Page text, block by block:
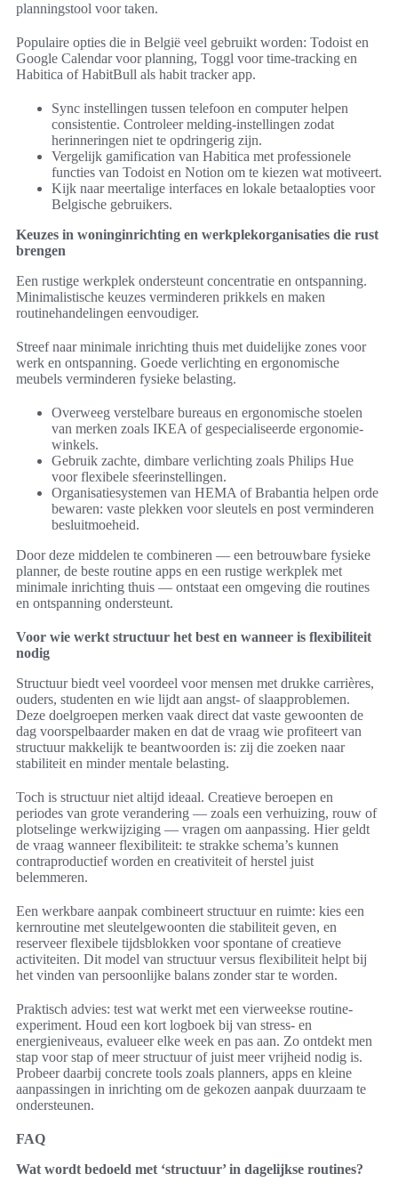
planningstool voor taken.
Populaire opties die in België veel gebruikt worden: Todoist en
Google Calendar voor planning, Toggl voor time-tracking en
Habitica of HabitBull als habit tracker app.
Sync instellingen tussen telefoon en computer helpen
consistentie. Controleer melding-instellingen zodat
herinneringen niet te opdringerig zijn.
Vergelijk gamification van Habitica met professionele
functies van Todoist en Notion om te kiezen wat motiveert.
Kijk naar meertalige interfaces en lokale betaalopties voor
Belgische gebruikers.
Keuzes in woninginrichting en werkplekorganisaties die rust
brengen
Een rustige werkplek ondersteunt concentratie en ontspanning.
Minimalistische keuzes verminderen prikkels en maken
routinehandelingen eenvoudiger.
Streef naar minimale inrichting thuis met duidelijke zones voor
werk en ontspanning. Goede verlichting en ergonomische
meubels verminderen fysieke belasting.
Overweeg verstelbare bureaus en ergonomische stoelen
van merken zoals IKEA of gespecialiseerde ergonomie-
winkels.
Gebruik zachte, dimbare verlichting zoals Philips Hue
voor flexibele sfeerinstellingen.
Organisatiesystemen van HEMA of Brabantia helpen orde
bewaren: vaste plekken voor sleutels en post verminderen
besluitmoeheid.
Door deze middelen te combineren — een betrouwbare fysieke
planner, de beste routine apps en een rustige werkplek met
minimale inrichting thuis — ontstaat een omgeving die routines
en ontspanning ondersteunt.
Voor wie werkt structuur het best en wanneer is flexibiliteit
nodig
Structuur biedt veel voordeel voor mensen met drukke carrières,
ouders, studenten en wie lijdt aan angst- of slaapproblemen.
Deze doelgroepen merken vaak direct dat vaste gewoonten de
dag voorspelbaarder maken en dat de vraag wie profiteert van
structuur makkelijk te beantwoorden is: zij die zoeken naar
stabiliteit en minder mentale belasting.
Toch is structuur niet altijd ideaal. Creatieve beroepen en
periodes van grote verandering — zoals een verhuizing, rouw of
plotselinge werkwijziging — vragen om aanpassing. Hier geldt
de vraag wanneer flexibiliteit: te strakke schema’s kunnen
contraproductief worden en creativiteit of herstel juist
belemmeren.
Een werkbare aanpak combineert structuur en ruimte: kies een
kernroutine met sleutelgewoonten die stabiliteit geven, en
reserveer flexibele tijdsblokken voor spontane of creatieve
activiteiten. Dit model van structuur versus flexibiliteit helpt bij
het vinden van persoonlijke balans zonder star te worden.
Praktisch advies: test wat werkt met een vierweekse routine-
experiment. Houd een kort logboek bij van stress- en
energieniveaus, evalueer elke week en pas aan. Zo ontdekt men
stap voor stap of meer structuur of juist meer vrijheid nodig is.
Probeer daarbij concrete tools zoals planners, apps en kleine
aanpassingen in inrichting om de gekozen aanpak duurzaam te
ondersteunen.
FAQ
Wat wordt bedoeld met ‘structuur’ in dagelijkse routines?